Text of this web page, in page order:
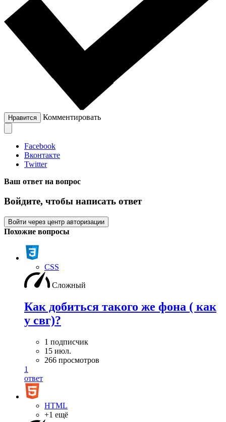
Нравится Комментировать
Facebook
Вконтакте
Twitter
Ваш ответ на вопрос
Войдите, чтобы написать ответ
Войти через центр авторизации
Похожие вопросы
CSS
Сложный
Как добиться такого же фона ( как
у свг)?
1 подписчик
15 июл.
266 просмотров
1
ответ
HTML
+1 ещё